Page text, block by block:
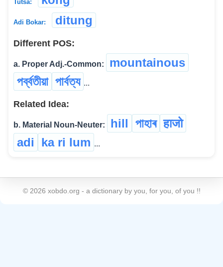
Tutsa:
Adi Bokar: ditung
Different POS:
a. Proper Adj.-Common:
mountainous
পৰ্ব্বতীয়া পার্বত্য ...
Related Idea:
b. Material Noun-Neuter: hill পাহাৰ हाजो
adi
ka ri lum ...
© 2026 xobdo.org - a dictionary by you, for you, of you !!